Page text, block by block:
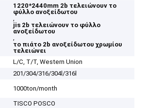
1220*2440mm 2b τελειώνουν το
φύλλο ανοξείδωτου
,
jis 2b τελειώνουν το φύλλο
ανοξείδωτου
,
το πιάτο 2b ανοξείδωτου χρωμίου
τελειώνει
L/C, T/T, Western Union
201/304/316/304l/316l
1000ton/month
TISCO POSCO